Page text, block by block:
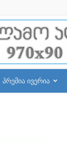
პრემია ივერია